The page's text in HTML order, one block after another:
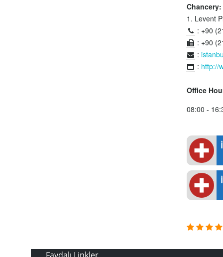
Chancery:
1. Levent
: +90
: +90
:
: http://
Office
08:00 -
Faydalı Linkler